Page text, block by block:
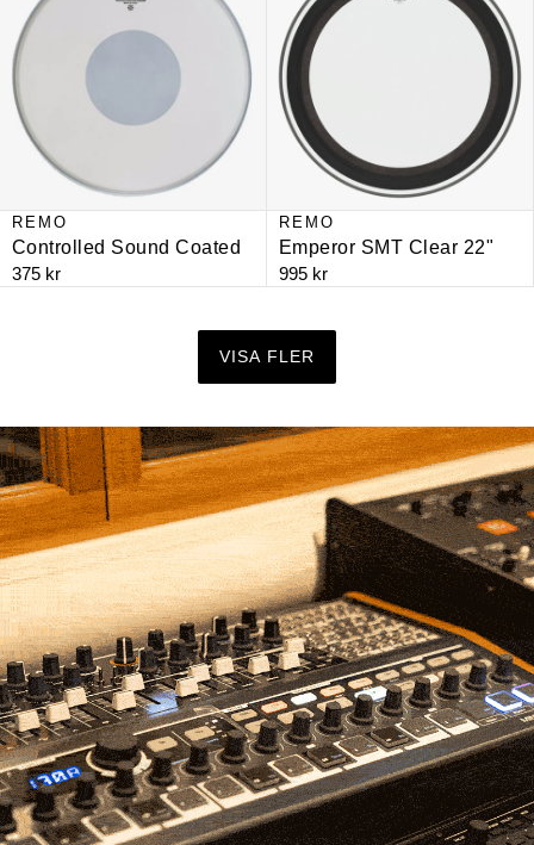
REMO
Controlled Sound Coated
375 kr
REMO
Emperor SMT Clear 22"
995 kr
VISA FLER